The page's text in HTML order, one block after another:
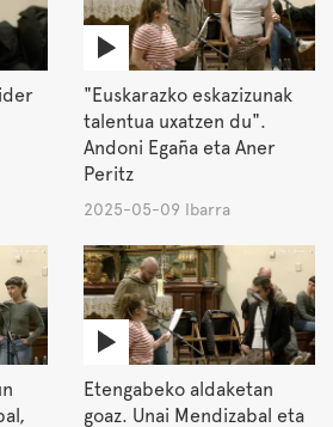
"Euskarazko eskazizunak
talentua uxatzen du".
Andoni Egaña eta Aner
Peritz
2025-05-09 Ibarra
Etengabeko aldaketan
goaz. Unai Mendizabal eta